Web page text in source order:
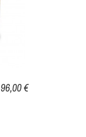
96,00 €